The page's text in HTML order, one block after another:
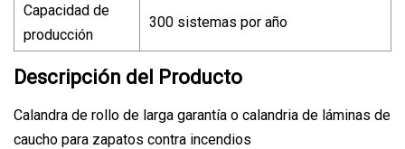
Capacidad de
producción
300 sistemas por año
Descripción del Producto
Calandra de rollo de larga garantía o calandria de láminas de
caucho para zapatos contra incendios